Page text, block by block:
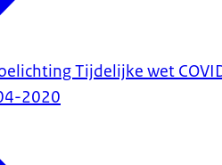
Tijdelijke wet
2020